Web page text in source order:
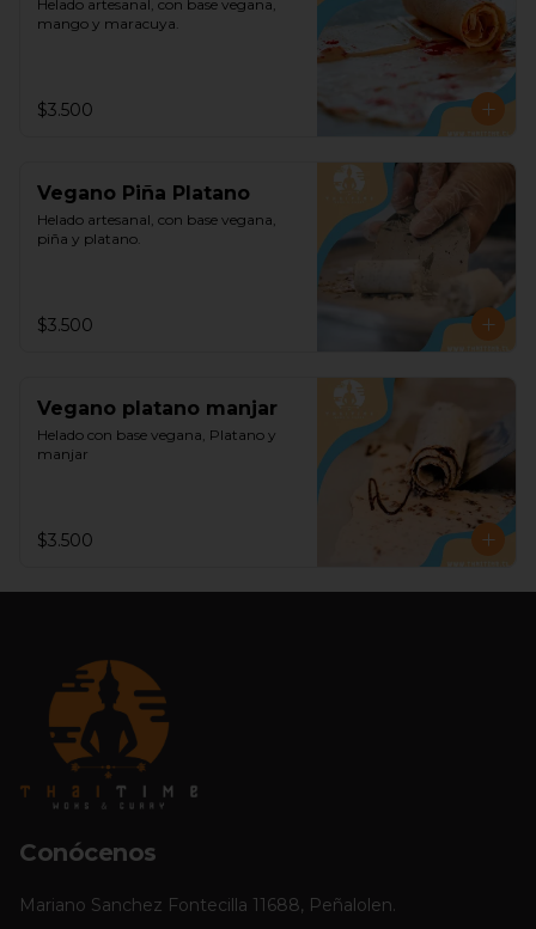
Helado artesanal, con base vegana,
mango y maracuya.
$3.500
Vegano Piña Platano
Helado artesanal, con base vegana,
piña y platano.
$3.500
Vegano platano manjar
Helado con base vegana, Platano y
manjar
$3.500
Conócenos
Mariano Sanchez Fontecilla 11688, Peñalolen.